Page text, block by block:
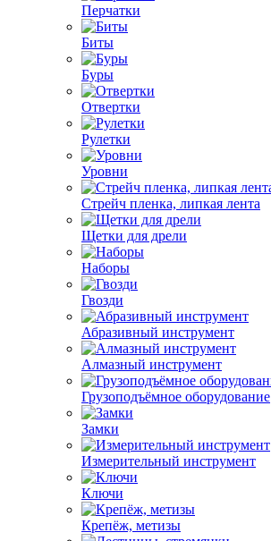
Перчатки
Биты
Буры
Отвертки
Рулетки
Уровни
Стрейч пленка, липкая лента
Щетки для дрели
Наборы
Гвозди
Абразивный инструмент
Алмазный инструмент
Грузоподъёмное оборудование
Замки
Измерительный инструмент
Ключи
Крепёж, метизы